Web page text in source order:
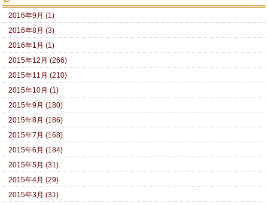
2016年9月 (1)
2016年8月 (3)
2016年1月 (1)
2015年12月 (266)
2015年11月 (210)
2015年10月 (1)
2015年9月 (180)
2015年8月 (186)
2015年7月 (168)
2015年6月 (184)
2015年5月 (31)
2015年4月 (29)
2015年3月 (31)